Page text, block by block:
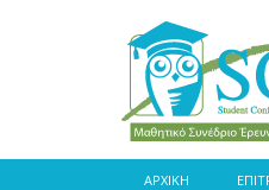
ΑΡΧΙΚΗ